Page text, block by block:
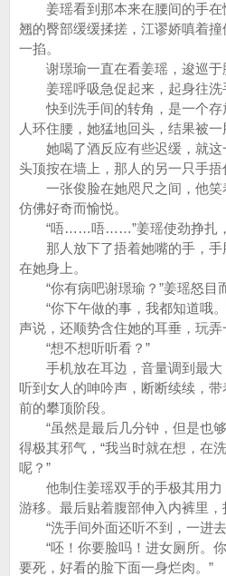
姜瑶看到那本来在腰间的手在
翘的臀部缓缓揉搓，江谬娇嗔着
一掐。
谢璟瑜一直在看姜瑶，逡巡于
姜瑶呼吸急促起来，起身往洗
快到洗手间的转角，是一个存
人环住腰，她猛地回头，结果被一
她喝了酒反应有些迟缓，就这
头顶按在墙上，那人的另一只手捂
一张俊脸在她咫尺之间，他笑
仿佛好奇而愉悦。
“唔……唔……”姜瑶使劲挣扎，
那人放下了捂着她嘴的手，手
在她身上。
“你有病吧谢璟瑜？”姜瑶怒目而
“你下午做的事，我都知道哦。
声说，还顺势含住她的耳垂，玩弄
“想不想听听看？”
手机放在耳边，音量调到最大
听到女人的呻吟声，断断续续，
前的攀顶阶段。
“虽然是最后几分钟，但是也够
得极其邪气，“我当时就在想，在
呢？”
他制住姜瑶双手的手极其用力
游移。最后贴着腹部伸入内裤里，
“洗手间外面还听不到，一进去
“呸！你要脸吗！进女厕所。你
要死，好看的脸下面一身烂肉。”